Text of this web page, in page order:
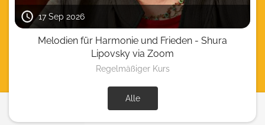
17 Sep 2026
Melodien für Harmonie und Frieden - Shura
Lipovsky via Zoom
Regelmäßiger Kurs
Alle